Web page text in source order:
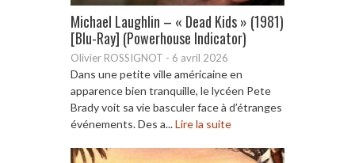
Michael Laughlin – « Dead Kids » (1981)
[Blu-Ray] (Powerhouse Indicator)
Olivier ROSSIGNOT - 6 avril 2026
Dans une petite ville américaine en
apparence bien tranquille, le lycéen Pete
Brady voit sa vie basculer face à d’étranges
événements. Des a...Lire la suite